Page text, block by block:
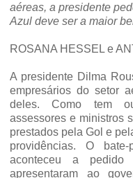
aéreas, a presidente
Azul deve ser a maior
ROSANA HESSEL e
A presidente Dilma
empresários do setor
deles. Como tem
assessores e ministros
prestados pela Gol e
providências. O
aconteceu a pedido
apresentaram ao